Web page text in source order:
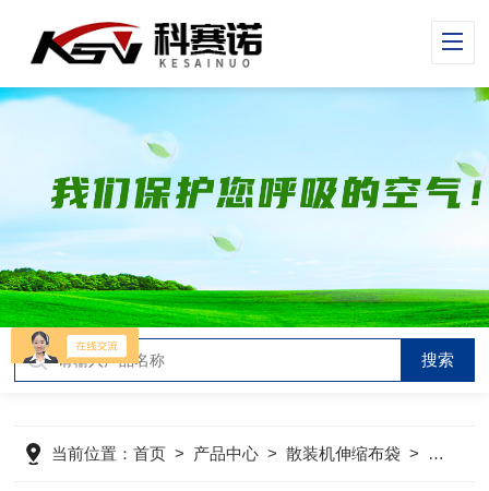
当前位置：首页 > 产品中心 >散装机伸缩布袋 > 汽车散